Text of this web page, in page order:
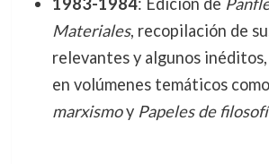
Materiales, recopilación de
relevantes y algunos
en volúmenes temáticos como
marxismoy Papeles de